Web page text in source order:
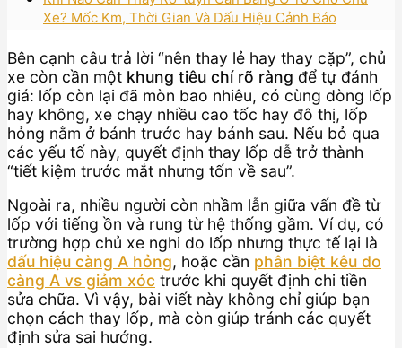
Xe? Mốc Km, Thời Gian Và Dấu Hiệu Cảnh Báo
Bên cạnh câu trả lời “nên thay lẻ hay thay cặp”, chủ
xe còn cần một khung tiêu chí rõ ràng để tự đánh
giá: lốp còn lại đã mòn bao nhiêu, có cùng dòng lốp
hay không, xe chạy nhiều cao tốc hay đô thị, lốp
hỏng nằm ở bánh trước hay bánh sau. Nếu bỏ qua
các yếu tố này, quyết định thay lốp dễ trở thành
“tiết kiệm trước mắt nhưng tốn về sau”.
Ngoài ra, nhiều người còn nhầm lẫn giữa vấn đề từ
lốp với tiếng ồn và rung từ hệ thống gầm. Ví dụ, có
trường hợp chủ xe nghi do lốp nhưng thực tế lại là
dấu hiệu càng A hỏng, hoặc cần phân biệt kêu do
càng A vs giảm xóc trước khi quyết định chi tiền
sửa chữa. Vì vậy, bài viết này không chỉ giúp bạn
chọn cách thay lốp, mà còn giúp tránh các quyết
định sửa sai hướng.